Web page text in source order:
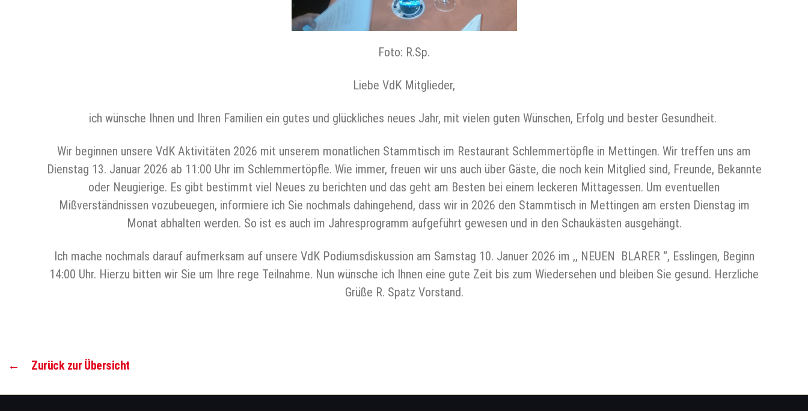
Foto: R.Sp.
Liebe VdK Mitglieder,
ich wünsche Ihnen und Ihren Familien ein gutes und glückliches neues Jahr, mit vielen guten Wünschen, Erfolg und bester Gesundheit.
Wir beginnen unsere VdK Aktivitäten 2026 mit unserem monatlichen Stammtisch im Restaurant Schlemmertöpfle in Mettingen. Wir treffen uns am
Dienstag 13. Januar 2026 ab 11:00 Uhr im Schlemmertöpfle. Wie immer, freuen wir uns auch über Gäste, die noch kein Mitglied sind, Freunde, Bekannte
oder Neugierige. Es gibt bestimmt viel Neues zu berichten und das geht am Besten bei einem leckeren Mittagessen. Um eventuellen
Mißverständnissen vozubeuegen, informiere ich Sie nochmals dahingehend, dass wir in 2026 den Stammtisch in Mettingen am ersten Dienstag im
Monat abhalten werden. So ist es auch im Jahresprogramm aufgeführt gewesen und in den Schaukästen ausgehängt.
Ich mache nochmals darauf aufmerksam auf unsere VdK Podiumsdiskussion am Samstag 10. Januer 2026 im ,, NEUEN BLARER “, Esslingen, Beginn
14:00 Uhr. Hierzu bitten wir Sie um Ihre rege Teilnahme. Nun wünsche ich Ihnen eine gute Zeit bis zum Wiedersehen und bleiben Sie gesund. Herzliche
Grüße R. Spatz Vorstand.
← Zurück zur Übersicht